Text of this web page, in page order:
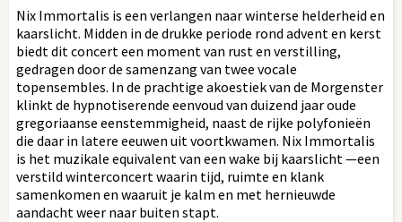
Nix Immortalis is een verlangen naar winterse helderheid en
kaarslicht. Midden in de drukke periode rond advent en kerst
biedt dit concert een moment van rust en verstilling,
gedragen door de samenzang van twee vocale
topensembles. In de prachtige akoestiek van de Morgenster
klinkt de hypnotiserende eenvoud van duizend jaar oude
gregoriaanse eenstemmigheid, naast de rijke polyfonieën
die daar in latere eeuwen uit voortkwamen. Nix Immortalis
is het muzikale equivalent van een wake bij kaarslicht —een
verstild winterconcert waarin tijd, ruimte en klank
samenkomen en waaruit je kalm en met hernieuwde
aandacht weer naar buiten stapt.